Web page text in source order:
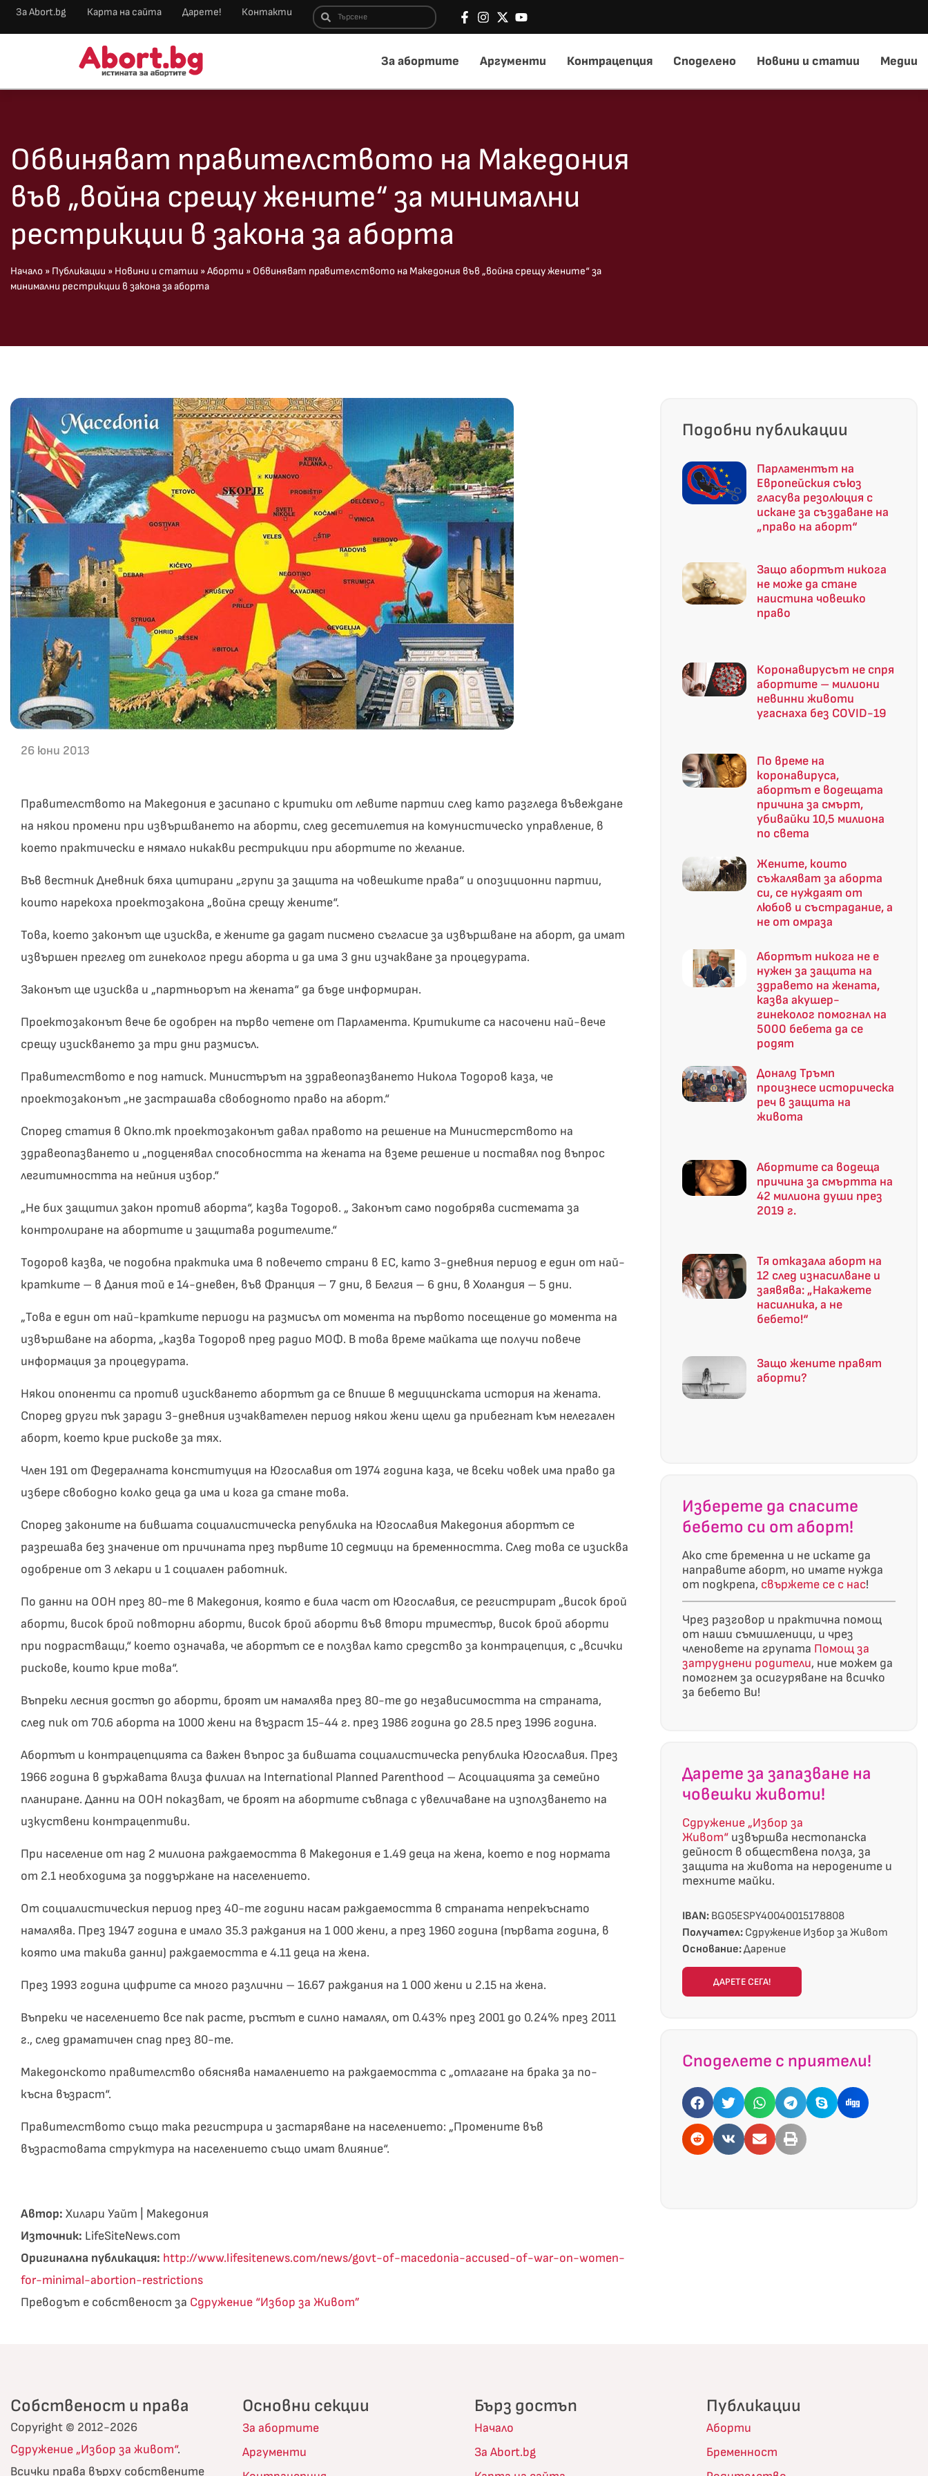
За Abort.bg Карта на сайта Дарете! Контакти
За абортите Аргументи Контрацепция Споделено Новини и статии Медии
Обвиняват правителството на Македония
във „война срещу жените“ за минимални
рестрикции в закона за аборта
Начало » Публикации » Новини и статии »Аборти » Обвиняват правителството на Македония във „война срещу жените“ за
минимални рестрикции в закона за аборта
26 юни 2013
Правителството на Македония е засипано с критики от левите партии след като разгледа въвеждане
на някои промени при извършването на аборти, след десетилетия на комунистическо управление, в
което практически е нямало никакви рестрикции при абортите по желание.
Във вестник Дневник бяха цитирани „групи за защита на човешките права“ и опозиционни партии,
които нарекоха проектозакона „война срещу жените“.
Това, което законът ще изисква, е жените да дадат писмено съгласие за извършване на аборт, да имат
извършен преглед от гинеколог преди аборта и да има 3 дни изчакване за процедурата.
Законът ще изисква и „партньорът на жената“ да бъде информиран.
Проектозаконът вече бе одобрен на първо четене от Парламента. Критиките са насочени най-вече
срещу изискването за три дни размисъл.
Правителството е под натиск. Министърът на здравеопазването Никола Тодоров каза, че
проектозаконът „не застрашава свободното право на аборт.“
Според статия в Okno.mk проектозаконът давал правото на решение на Министерството на
здравеопазването и „подценявал способността на жената на вземе решение и поставял под въпрос
легитимността на нейния избор.“
„Не бих защитил закон против аборта“, казва Тодоров. „ Законът само подобрява системата за
контролиране на абортите и защитава родителите.“
Тодоров казва, че подобна практика има в повечето страни в ЕС, като 3-дневния период е един от най-
кратките – в Дания той е 14-дневен, във Франция – 7 дни, в Белгия – 6 дни, в Холандия – 5 дни.
„Това е един от най-кратките периоди на размисъл от момента на първото посещение до момента на
извършване на аборта, „казва Тодоров пред радио МОФ. В това време майката ще получи повече
информация за процедурата.
Някои опоненти са против изискването абортът да се впише в медицинската история на жената.
Според други пък заради 3-дневния изчаквателен период някои жени щели да прибегнат към нелегален
аборт, което крие рискове за тях.
Член 191 от Федералната конституция на Югославия от 1974 година каза, че всеки човек има право да
избере свободно колко деца да има и кога да стане това.
Според законите на бившата социалистическа република на Югославия Македония абортът се
разрешава без значение от причината през първите 10 седмици на бременността. След това се изисква
одобрение от 3 лекари и 1 социален работник.
По данни на ООН през 80-те в Македония, която е била част от Югославия, се регистрират „висок брой
аборти, висок брой повторни аборти, висок брой аборти във втори триместър, висок брой аборти
при подрастващи,“ което означава, че абортът се е ползвал като средство за контрацепция, с „всички
рискове, които крие това“.
Въпреки лесния достъп до аборти, броят им намалява през 80-те до независимостта на страната,
след пик от 70.6 аборта на 1000 жени на възраст 15-44 г. през 1986 година до 28.5 през 1996 година.
Абортът и контрацепцията са важен въпрос за бившата социалистическа република Югославия. През
1966 година в държавата влиза филиал на International Planned Parenthood – Асоциацията за семейно
планиране. Данни на ООН показват, че броят на абортите съвпада с увеличаване на използването на
изкуствени контрацептиви.
При население от над 2 милиона раждаемостта в Македония е 1.49 деца на жена, което е под нормата
от 2.1 необходима за поддържане на населението.
От социалистическия период през 40-те години насам раждаемостта в страната непрекъснато
намалява. През 1947 година е имало 35.3 раждания на 1 000 жени, а през 1960 година (първата година, в
която има такива данни) раждаемостта е 4.11 деца на жена.
През 1993 година цифрите са много различни – 16.67 раждания на 1 000 жени и 2.15 на жена.
Въпреки че населението все пак расте, ръстът е силно намалял, от 0.43% през 2001 до 0.24% през 2011
г., след драматичен спад през 80-те.
Македонското правителство обяснява намалението на раждаемостта с „отлагане на брака за по-
късна възраст“.
Правителството също така регистрира и застаряване на населението: „Промените във
възрастовата структура на населението също имат влияние“.
Автор: Хилари Уайт | Македония
Източник: LifeSiteNews.com
Оригинална публикация: http://www.lifesitenews.com/news/govt-of-macedonia-accused-of-war-on-women-
for-minimal-abortion-restrictions
Преводът е собственост за Сдружение “Избор за Живот”
Подобни публикации
Парламентът на
Европейския съюз
гласува резолюция с
искане за създаване на
„право на аборт“
Защо абортът никога
не може да стане
наистина човешко
право
Коронавирусът не спря
абортите – милиони
невинни животи
угаснаха без COVID-19
По време на
коронавируса,
абортът е водещата
причина за смърт,
убивайки 10,5 милиона
по света
Жените, които
съжаляват за аборта
си, се нуждаят от
любов и състрадание, а
не от омраза
Абортът никога не е
нужен за защита на
здравето на жената,
казва акушер-
гинеколог помогнал на
5000 бебета да се
родят
Доналд Тръмп
произнесе историческа
реч в защита на
живота
Абортите са водеща
причина за смъртта на
42 милиона души през
2019 г.
Тя отказала аборт на
12 след изнасилване и
заявява: „Накажете
насилника, а не
бебето!“
Защо жените правят
аборти?
Изберете да спасите
бебето си от аборт!
Ако сте бременна и не искате да
направите аборт, но имате нужда
от подкрепа, свържете се с нас!
Чрез разговор и практична помощ
от наши съмишленици, и чрез
членовете на групата Помощ за
затруднени родители, ние можем да
помогнем за осигуряване на всичко
за бебето Ви!
Дарете за запазване на
човешки животи!
Сдружение „Избор за
Живот“извършва нестопанска
дейност в обществена полза, за
защита на живота на неродените и
техните майки.
IBAN:BG05ESPY40040015178808
Получател:Сдружение Избор за Живот
Основание:Дарение
ДАРЕТЕ СЕГА!
Споделете с приятели!
Собственост и права
Copyright © 2012-2026
Сдружение „Избор за живот“.
Всички права върху собствените
Основни секции
За абортите
Аргументи
Бърз достъп
Начало
За Abort.bg
Публикации
Аборти
Бременност